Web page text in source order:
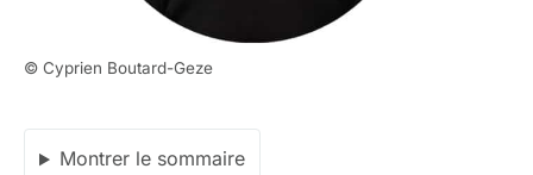
© Cyprien Boutard-Geze
Montrer le sommaire